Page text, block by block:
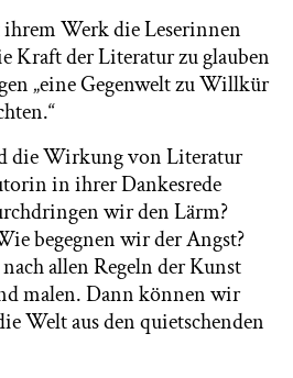
Werk die Leserinnen
Kraft der Literatur zu glauben
„eine Gegenwelt zu Willkür
die Wirkung von Literatur
in ihrer Dankesrede
wir den Lärm?
begegnen wir der Angst?
allen Regeln der Kunst
malen. Dann können wir
Welt aus den quietschenden